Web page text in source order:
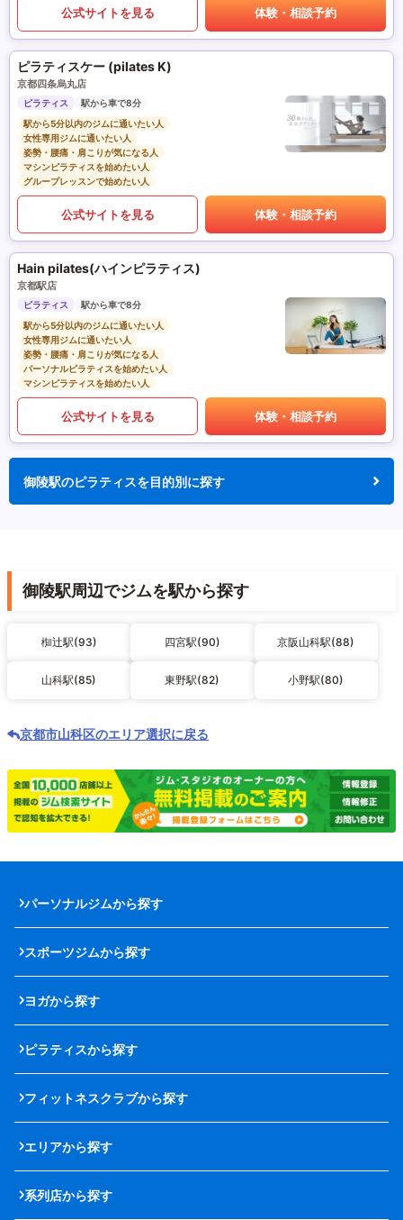
公式サイトを見る 体験・相談予約
ピラティスケー (pilates K)
京都四条烏丸店
ピラティス
駅から車で8分
駅から5分以内のジムに通いたい人
女性専用ジムに通いたい人
姿勢・腰痛・肩こりが気になる人
マシンピラティスを始めたい人
グループレッスンで始めたい人
公式サイトを見る 体験・相談予約
Hain pilates(ハインピラティス)
京都駅店
ピラティス
駅から車で8分
駅から5分以内のジムに通いたい人
女性専用ジムに通いたい人
姿勢・腰痛・肩こりが気になる人
パーソナルピラティスを始めたい人
マシンピラティスを始めたい人
公式サイトを見る 体験・相談予約
御陵駅のピラティスを目的別に探す
御陵駅周辺でジムを駅から探す
椥辻駅(93) 四宮駅(90) 京阪山科駅(88)
山科駅(85) 東野駅(82) 小野駅(80)
京都市山科区のエリア選択に戻る
パーソナルジムから探す
スポーツジムから探す
ヨガから探す
ピラティスから探す
フィットネスクラブから探す
エリアから探す
系列店から探す